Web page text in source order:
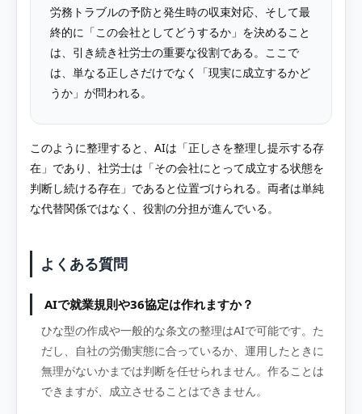
労務トラブルの予防と発生時の収束対応、そして最
終的に「この会社としてどうするか」を決めること
は、引き続き社労士の重要な役割である。ここで
は、単なる正しさだけでなく「現実に成立するかど
うか」が問われる。
このように整理すると、AIは「正しさを整理し提示する存
在」であり、社労士は「その会社にとって成立する状態を
判断し続ける存在」であると位置づけられる。両者は単純
な代替関係ではなく、役割の分担が進んでいる。
よくある質問
AIで就業規則や36協定は作れますか？
ひな型の作成や一般的な条文の整理はAIで可能です。た
だし、自社の労働実態に合っているか、運用したときに
無理がないかまでは判断を任せられません。作ることは
できますが、成立させることはできません。